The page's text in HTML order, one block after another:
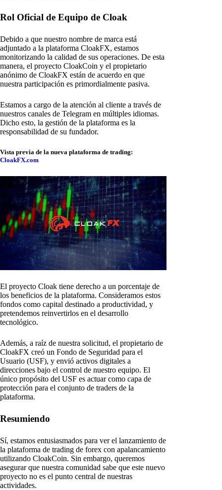
Rol Oficial de Equipo de Cloak
Debido a que nuestro nombre de marca está
adjuntado a la plataforma CloakFX, estamos
monitorizando la calidad de sus operaciones. De esta
manera, el proyecto CloakCoin y el propietario
anónimo de CloakFX están de acuerdo en que
nuestra participación es primordialmente pasiva.
Estamos a cargo de la atención al cliente a través de
nuestros canales de Telegram en múltiples idiomas.
Dicho esto, la gestión de la plataforma es la
responsabilidad de su fundador.
Vista previa de la nueva plataforma de trading:
CloakFX.com
El proyecto Cloak tiene derecho a un porcentaje de
los beneficios de la plataforma. Consideramos estos
fondos como capital destinado a productividad, y
pretendemos reinvertirlos en el desarrollo
tecnológico.
Además, a raíz de nuestra solicitud, el propietario de
CloakFX creó un Fondo de Seguridad para el
Usuario (USF), y envió activos digitales a
direcciones bajo el control de nuestro equipo. El
único propósito del USF es actuar como capa de
protección para el conjunto de traders de la
plataforma.
Resumiendo
Sí, estamos entusiasmados para ver el lanzamiento de
la plataforma de trading de forex con apalancamiento
utilizando CloakCoin. Sin embargo, queremos
asegurar que nuestra comunidad sabe que este nuevo
proyecto no es el punto central de nuestras
actividades.